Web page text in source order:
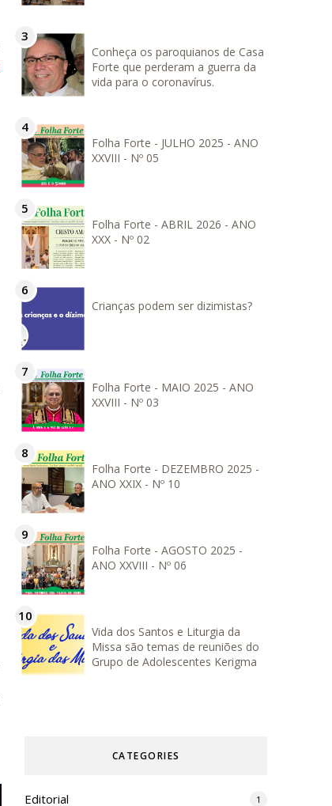
Conheça os paroquianos de Casa
Forte que perderam a guerra da
vida para o coronavírus.
Folha Forte - JULHO 2025 - ANO
XXVIII - Nº 05
Folha Forte - ABRIL 2026 - ANO
XXX - Nº 02
Crianças podem ser dizimistas?
Folha Forte - MAIO 2025 - ANO
XXVIII - Nº 03
Folha Forte - DEZEMBRO 2025 -
ANO XXIX - Nº 10
Folha Forte - AGOSTO 2025 -
ANO XXVIII - Nº 06
Vida dos Santos e Liturgia da
Missa são temas de reuniões do
Grupo de Adolescentes Kerigma
CATEGORIES
Editorial 1